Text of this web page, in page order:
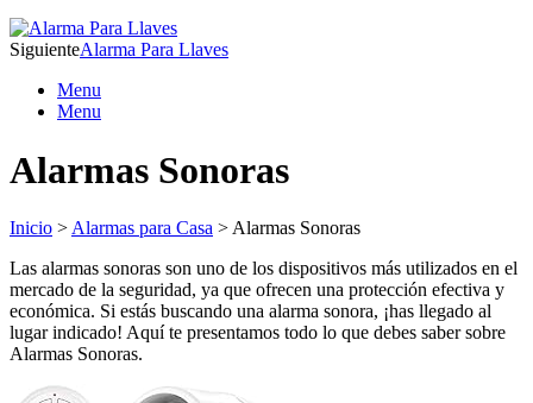
SiguienteAlarma Para Llaves
Menu
Menu
Alarmas Sonoras
Inicio > Alarmas para Casa > Alarmas Sonoras
Las alarmas sonoras son uno de los dispositivos más utilizados en el
mercado de la seguridad, ya que ofrecen una protección efectiva y
económica. Si estás buscando una alarma sonora, ¡has llegado al
lugar indicado! Aquí te presentamos todo lo que debes saber sobre
Alarmas Sonoras.